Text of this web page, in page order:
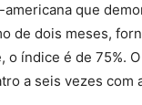
que
de dois meses,
índice é de 75%.
a seis vezes com